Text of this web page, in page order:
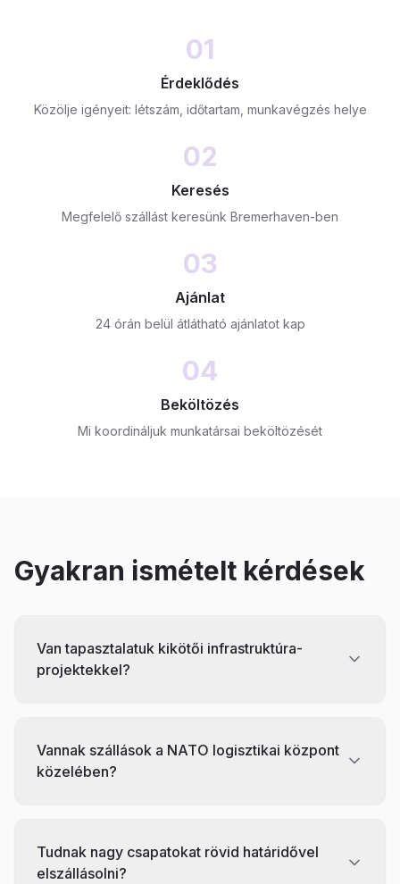
01
Érdeklődés
Közölje igényeit: létszám, időtartam, munkavégzés helye
02
Keresés
Megfelelő szállást keresünk Bremerhaven-ben
03
Ajánlat
24 órán belül átlátható ajánlatot kap
04
Beköltözés
Mi koordináljuk munkatársai beköltözését
Gyakran ismételt kérdések
Van tapasztalatuk kikötői infrastruktúra-
projektekkel?
Vannak szállások a NATO logisztikai központ
közelében?
Tudnak nagy csapatokat rövid határidővel
elszállásolni?